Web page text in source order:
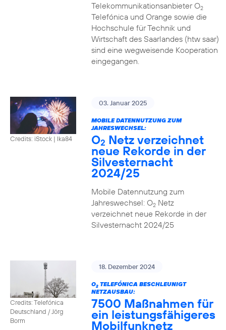
Telekommunikationsanbieter O2
Telefónica und Orange sowie die
Hochschule für Technik und
Wirtschaft des Saarlandes (htw saar)
sind eine wegweisende Kooperation
eingegangen.
Credits: iStock | Ika84
03. Januar 2025
MOBILE DATENNUTZUNG ZUM
JAHRESWECHSEL:
O2 Netz verzeichnet
neue Rekorde in der
Silvesternacht
2024/25
Mobile Datennutzung zum
Jahreswechsel: O2Netz
verzeichnet neue Rekorde in der
Silvesternacht 2024/25
Credits: Telefónica
Deutschland / Jörg
Borm
18. Dezember 2024
O2TELEFÓNICA BESCHLEUNIGT
NETZAUSBAU:
7500 Maßnahmen für
ein leistungsfähigeres
Mobilfunknetz